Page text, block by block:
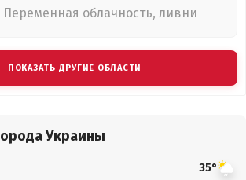
Переменная облачность, ливни
ПОКАЗАТЬ ДРУГИЕ ОБЛАСТИ
Украины
35°